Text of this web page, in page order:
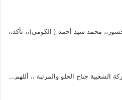
محمد سيد أحمد ( الكومي)،، تأكد،،
الشعبية جناح الحلو والمرتبة ،، أللهم...